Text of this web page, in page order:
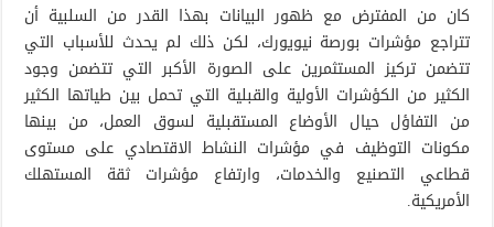
كان من المفترض مع ظهور البيانات بهذا القدر من السلبية أن
تتراجع مؤشرات بورصة نيويورك، لكن ذلك لم يحدث للأسباب التي
تتضمن تركيز المستثمرين على الصورة الأكبر التي تتضمن وجود
الكثير من الكؤشرات الأولية والقبلية التي تحمل بين طياتها الكثير
من التفاؤل حيال الأوضاع المستقبلية لسوق العمل، من بينها
مكونات التوظيف في مؤشرات النشاط الاقتصادي على مستوى
قطاعي التصنيع والخدمات، وارتفاع مؤشرات ثقة المستهلك
الأمريكية.